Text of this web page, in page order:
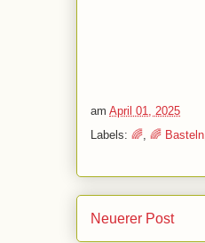
am April 01, 2025
Labels: 🌈 🌈 Basteln
Neuerer Post